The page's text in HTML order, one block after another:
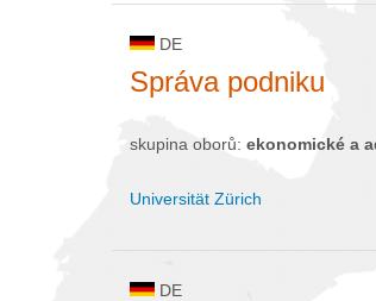
DE
Správa podniku
skupina oborů: ekonomické a
Universität Zürich
DE